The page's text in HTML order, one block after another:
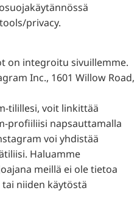
privacy.
on integroitu sivuillemme.
Inc., 1601 Willow Road,
tilillesi, voit linkittää
profiiliisi napsauttamalla
voi yhdistää
Haluamme
meillä ei ole tietoa
niiden käytöstä